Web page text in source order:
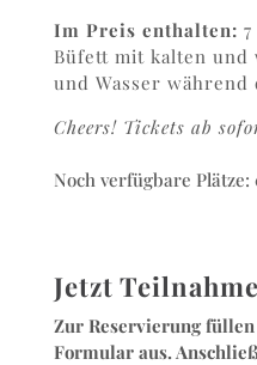
Im Preis enthalten:
Büfett mit kalten und
und Wasser während
Cheers! Tickets ab
Noch verfügbare Plätze:
Jetzt
Zur Reservierung
Formular aus.